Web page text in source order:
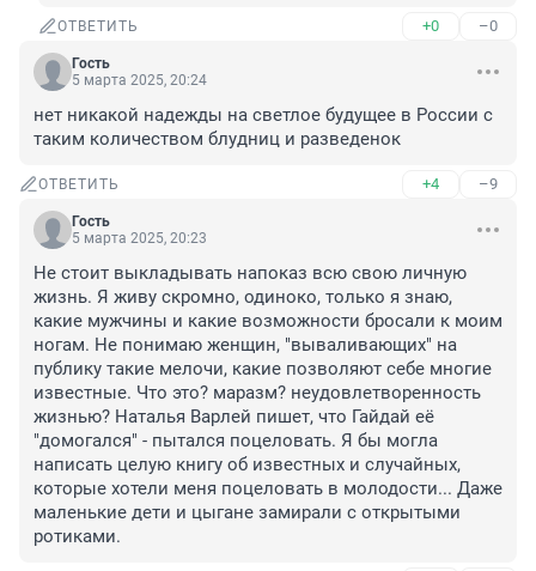
ОТВЕТИТЬ +0 –0
Гость
5 марта 2025, 20:24
нет никакой надежды на светлое будущее в России с
таким количеством блудниц и разведенок
ОТВЕТИТЬ +4 –9
Гость
5 марта 2025, 20:23
Не стоит выкладывать напоказ всю свою личную
жизнь. Я живу скромно, одиноко, только я знаю,
какие мужчины и какие возможности бросали к моим
ногам. Не понимаю женщин, "вываливающих" на
публику такие мелочи, какие позволяют себе многие
известные. Что это? маразм? неудовлетворенность
жизнью? Наталья Варлей пишет, что Гайдай её
"домогался" - пытался поцеловать. Я бы могла
написать целую книгу об известных и случайных,
которые хотели меня поцеловать в молодости... Даже
маленькие дети и цыгане замирали с открытыми
ротиками.